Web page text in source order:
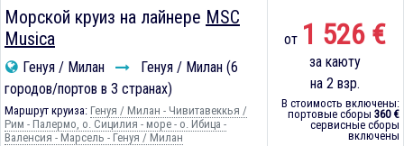
Морской круиз на лайнере MSC
Musica
Генуя / Милан
Генуя / Милан (6
городов/портов в 3 странах)
Маршрут круиза: Генуя / Милан - Чивитавеккья /
Рим - Палермо, о. Сицилия - море - о. Ибица -
Валенсия - Марсель - Генуя / Милан
от 1 526 €
за каюту
на 2 взр.
В стоимость включены:
портовые сборы 360 €
сервисные сборы
включены